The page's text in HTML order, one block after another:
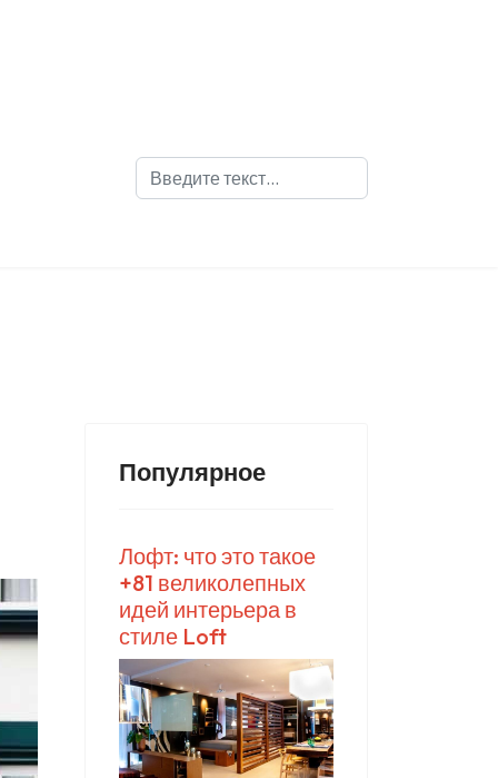
Поиск
Популярное
Лофт: что это такое
+81 великолепных
идей интерьера в
стиле Loft